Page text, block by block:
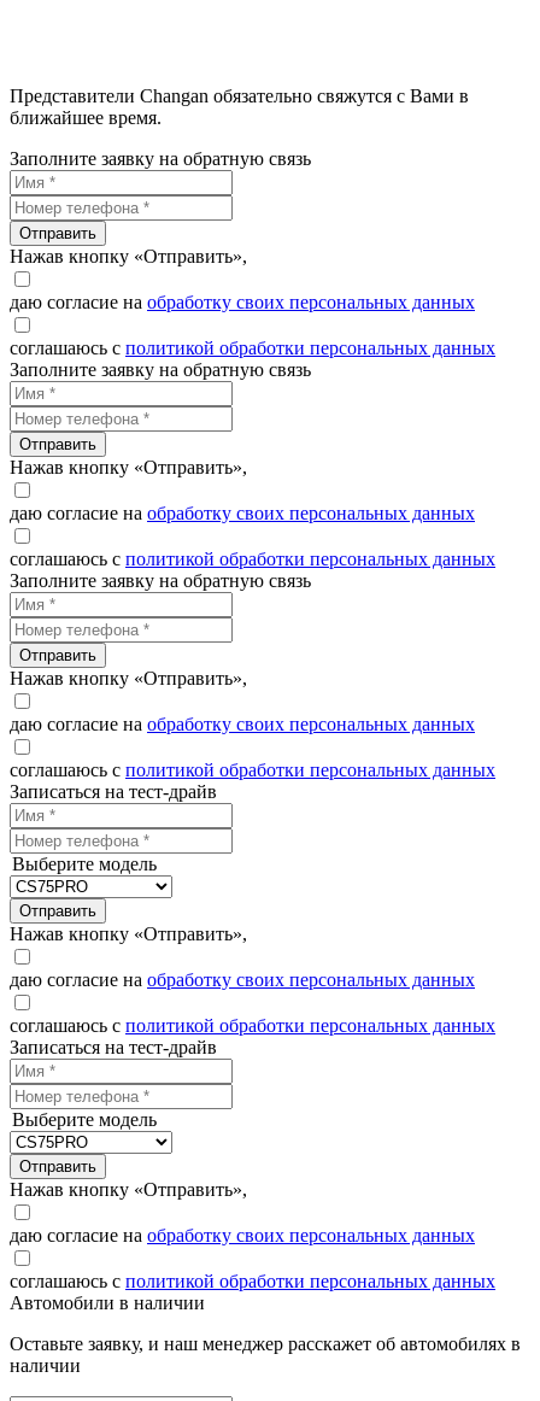
Представители Changan обязательно свяжутся с Вами в
ближайшее время.
Заполните заявку на обратную связь
Отправить
Нажав кнопку «Отправить»,
даю согласие на обработку своих персональных данных
соглашаюсь с политикой обработки персональных данных
Заполните заявку на обратную связь
Отправить
Нажав кнопку «Отправить»,
даю согласие на обработку своих персональных данных
соглашаюсь с политикой обработки персональных данных
Заполните заявку на обратную связь
Отправить
Нажав кнопку «Отправить»,
даю согласие на обработку своих персональных данных
соглашаюсь с политикой обработки персональных данных
Записаться на тест-драйв
Выберите модель
Отправить
Нажав кнопку «Отправить»,
даю согласие на обработку своих персональных данных
соглашаюсь с политикой обработки персональных данных
Записаться на тест-драйв
Выберите модель
Отправить
Нажав кнопку «Отправить»,
даю согласие на обработку своих персональных данных
соглашаюсь с политикой обработки персональных данных
Автомобили в наличии
Оставьте заявку, и наш менеджер расскажет об автомобилях в
наличии